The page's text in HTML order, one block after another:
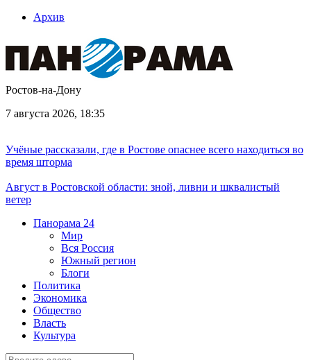
Архив
Ростов-на-Дону
7 августа 2026, 18:35
Учёные рассказали, где в Ростове опаснее всего находиться во
время шторма
Август в Ростовской области: зной, ливни и шквалистый
ветер
Панорама 24
Мир
Вся Россия
Южный регион
Блоги
Политика
Экономика
Общество
Власть
Культура